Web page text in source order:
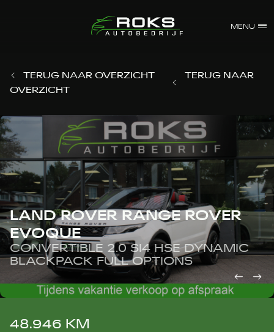
MENU
TERUG NAAR OVERZICHT
TERUG NAAR
OVERZICHT
LAND ROVER RANGE ROVER
EVOQUE
CONVERTIBLE 2.0 SI4 HSE DYNAMIC
BLACKPACK FULL OPTIONS
48.946 KM